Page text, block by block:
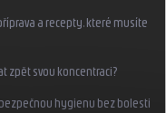
a recepty, které musíte
zpět svou koncentraci?
hygienu bez bolesti